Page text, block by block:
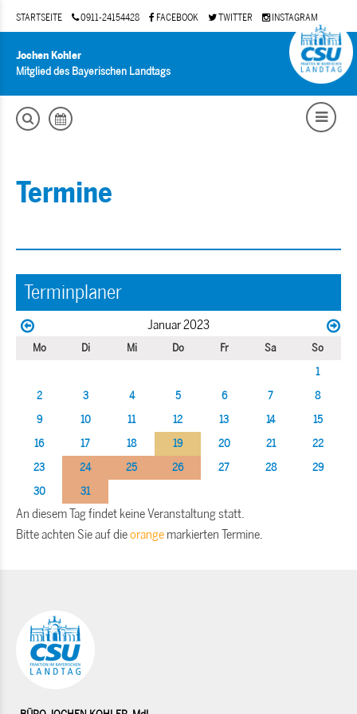
STARTSEITE 0911-24154428 FACEBOOK TWITTER INSTAGRAM
Jochen Kohler
Mitglied des Bayerischen Landtags
Termine
Terminplaner
Januar 2023
Mo Di Mi Do Fr Sa
So
1
2
3 4 5 6 7
8
9
10 11 12 13 14
15
16
17 18 19 20 21
22
23
24 25 26 27 28
29
30
31
An diesem Tag findet keine Veranstaltung statt.
Bitte achten Sie auf dieorange markierten Termine.